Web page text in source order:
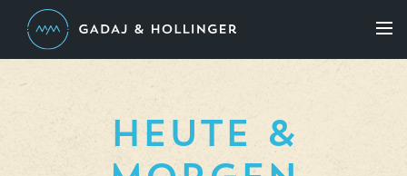
heute &